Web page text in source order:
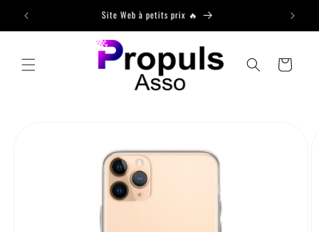
et passer
au
contenu
Site Web à petits prix 🔥
Panier